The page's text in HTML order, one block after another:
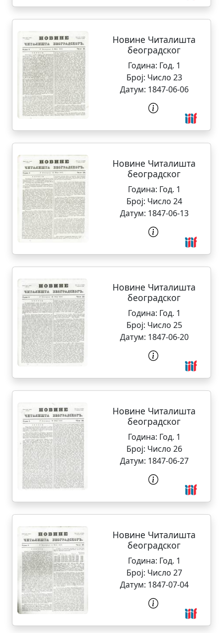
Новине Читалишта
београдског
Година: Год. 1
Број: Число 23
Датум: 1847-06-06
Новине Читалишта
београдског
Година: Год. 1
Број: Число 24
Датум: 1847-06-13
Новине Читалишта
београдског
Година: Год. 1
Број: Число 25
Датум: 1847-06-20
Новине Читалишта
београдског
Година: Год. 1
Број: Число 26
Датум: 1847-06-27
Новине Читалишта
београдског
Година: Год. 1
Број: Число 27
Датум: 1847-07-04